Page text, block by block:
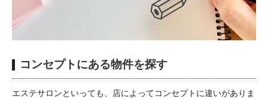
コンセプトにある物件を探す
エステサロンといっても、店によってコンセプトに違いがありま